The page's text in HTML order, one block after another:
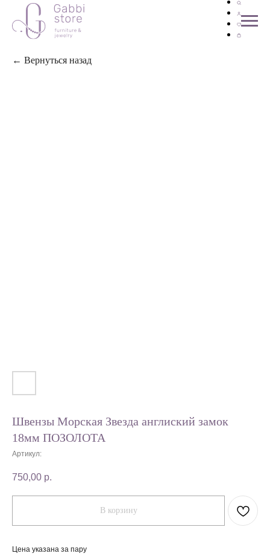
← Вернуться назад
Швензы Морская Звезда англиский замок
18мм ПОЗОЛОТА
Артикул:
750,00 р.
В корзину
Цена указана за пару